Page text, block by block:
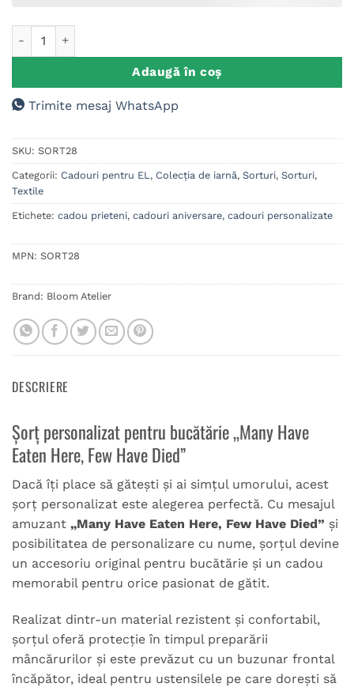
Adaugă în coș
Trimite mesaj WhatsApp
SKU: SORT28
Categorii: Cadouri pentru EL , Colecția de iarnă, Sorturi, Sorturi,
Textile
Etichete: cadou prieteni, cadouri aniversare, cadouri personalizate
MPN: SORT28
Brand: Bloom Atelier
DESCRIERE
Șorț personalizat pentru bucătărie „Many Have
Eaten Here, Few Have Died”
Dacă îți place să gătești și ai simțul umorului, acest
șorț personalizat este alegerea perfectă. Cu mesajul
amuzant „Many Have Eaten Here, Few Have Died” și
posibilitatea de personalizare cu nume, șorțul devine
un accesoriu original pentru bucătărie și un cadou
memorabil pentru orice pasionat de gătit.
Realizat dintr-un material rezistent și confortabil,
șorțul oferă protecție în timpul preparării
mâncărurilor și este prevăzut cu un buzunar frontal
încăpător, ideal pentru ustensilele pe care dorești să